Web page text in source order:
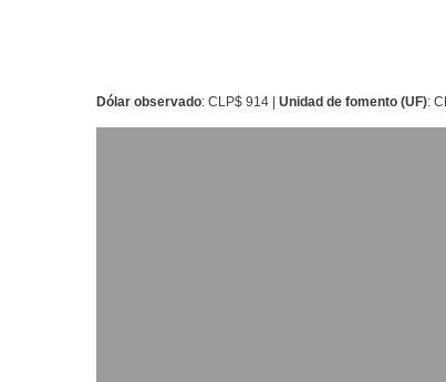
Dólar observado: CLP$ 914 | Unidad de fomento (UF):